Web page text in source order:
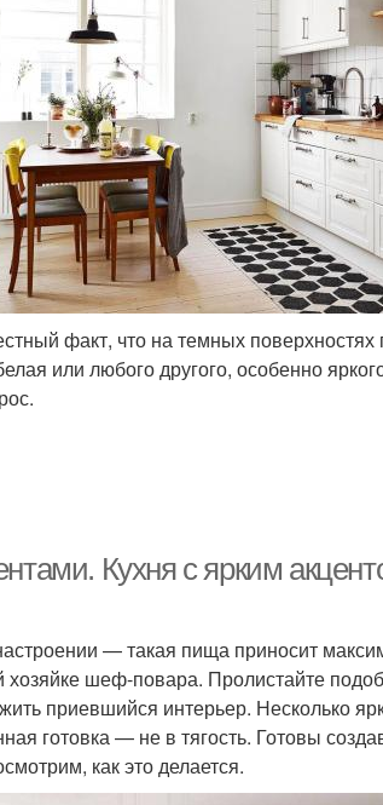
факт, что на темных
или любого другого, особенно
Кухня с ярким
— такая пища приносит
хозяйке шеф-повара. Пролистайте
приевшийся интерьер. Несколько
готовка — не в тягость. Готовы
как это делается.